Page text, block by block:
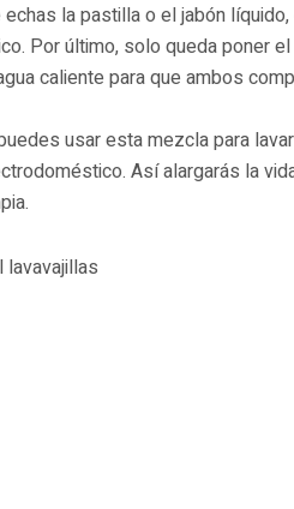
la pastilla o el jabón
Por último, solo queda poner
caliente para que ambos
usar esta mezcla para
Así alargarás la
lavavajillas